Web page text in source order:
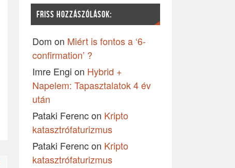
FRISS HOZZÁSZÓLÁSOK:
Dom on Miért is fontos a ‘6-
confirmation’ ?
Imre Engi on Hybrid +
Napelem: Tapasztalatok 4 év
után
Pataki Ferencon Kripto
katasztrófaturizmus
Pataki Ferencon Kripto
katasztrófaturizmus